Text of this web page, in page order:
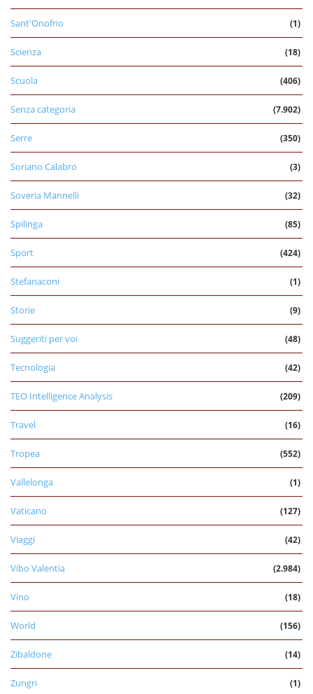
Sant'Onofrio (1)
Scienza (18)
Scuola (406)
Senza categoria (7.902)
Serre (350)
Soriano Calabro (3)
Soveria Mannelli (32)
Spilinga (85)
Sport (424)
Stefanaconi (1)
Storie (9)
Suggeriti per voi (48)
Tecnologia (42)
TEO Intelligence Analysis (209)
Travel (16)
Tropea (552)
Vallelonga (1)
Vaticano (127)
Viaggi (42)
Vibo Valentia (2.984)
Vino (18)
World (156)
Zibaldone (14)
Zungri (1)